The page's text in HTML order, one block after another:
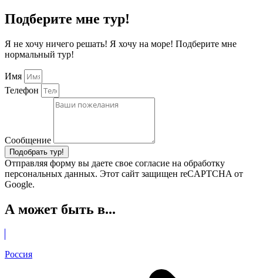
Подберите мне тур!
Я не хочу ничего решать! Я хочу на море! Подберите мне
нормальный тур!
Имя
Телефон
Сообщение
Подобрать тур!
Отправляя форму вы даете свое согласие на обработку
персональных данных. Этот сайт защищен reCAPTCHA от
Google.
А может быть в...
Россия